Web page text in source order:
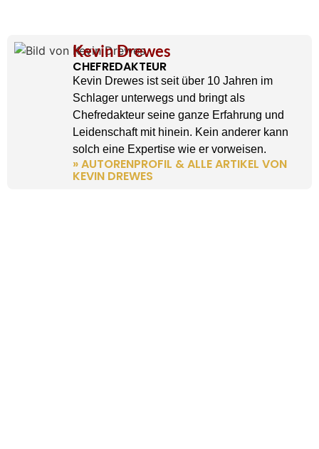
Kevin Drewes
CHEFREDAKTEUR
Kevin Drewes ist seit über 10 Jahren im
Schlager unterwegs und bringt als
Chefredakteur seine ganze Erfahrung und
Leidenschaft mit hinein. Kein anderer kann
solch eine Expertise wie er vorweisen.
» AUTORENPROFIL & ALLE ARTIKEL VON
KEVIN DREWES